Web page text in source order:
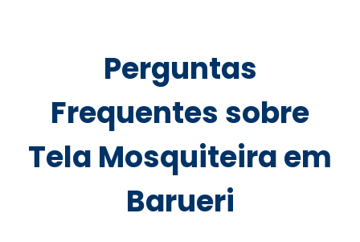
Perguntas
Frequentes sobre
Tela Mosquiteira em
Barueri